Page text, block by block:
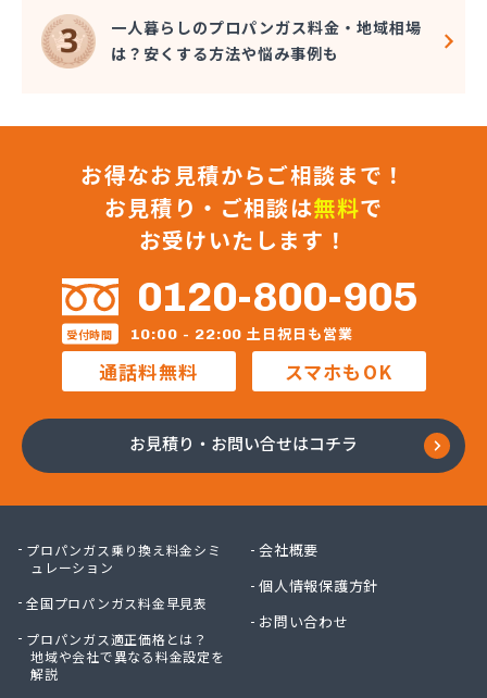
戸村商店
五味田商店
江連燃料株式会社
佐藤燃料店
佐野市エルピーガス販売協同組合
佐野燃料
細井プロパン
三愛オブリガス東日本株式会社 栃木支店 宇都宮
営業所/卸売課
三柴正雄商店
三田岱治商店
氏家高圧ガス保安センター
小篠酸素株式会社
小島不動産
小野崎燃料設備有限会社
松島ガス株式会社
上都賀プロパンガス協同組合
一人暮らしのプロパンガス料金・地域相場
は？安くする方法や悩み事例も
お得なお見積からご相談まで！
お見積り・ご相談は無料で
お受けいたします！
0120-800-905
受付時間 10:00 - 22:00 土日祝日も営業
通話料無料 スマホもOK
お見積り・お問い合せはコチラ
プロパンガス乗り換え料金シミ
ュレーション
全国プロパンガス料金早見表
プロパンガス適正価格とは？
地域や会社で異なる料金設定を
解説
会社概要
個人情報保護方針
お問い合わせ